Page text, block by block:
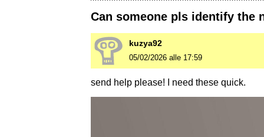
Can someone pls identify the
kuzya92
05/02/2026 alle 17:59
send help please! I need these quick.